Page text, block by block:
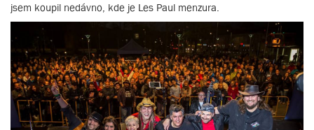
jsem koupil nedávno, kde je Les Paul menzura.